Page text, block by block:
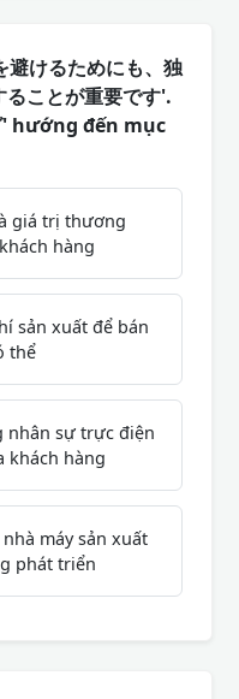
避けるためにも、独
ることが重要です'.
' hướng đến mục
giá trị thương
hàng
sản xuất để bán
thể
nhân sự trực điện
khách hàng
máy sản xuất
phát triển